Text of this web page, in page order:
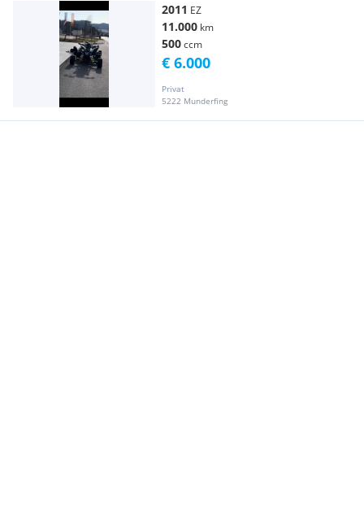
2011 EZ
11.000 km
500ccm
Privat
5222 Munderfing
€ 6.000